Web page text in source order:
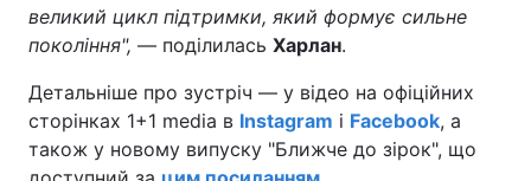
великий цикл підтримки, який формує сильне
покоління", — поділилась Харлан.
Детальніше про зустріч — у відео на офіційних
сторінках 1+1 media в Instagram і Facebook, а
також у новому випуску "Ближче до зірок", що